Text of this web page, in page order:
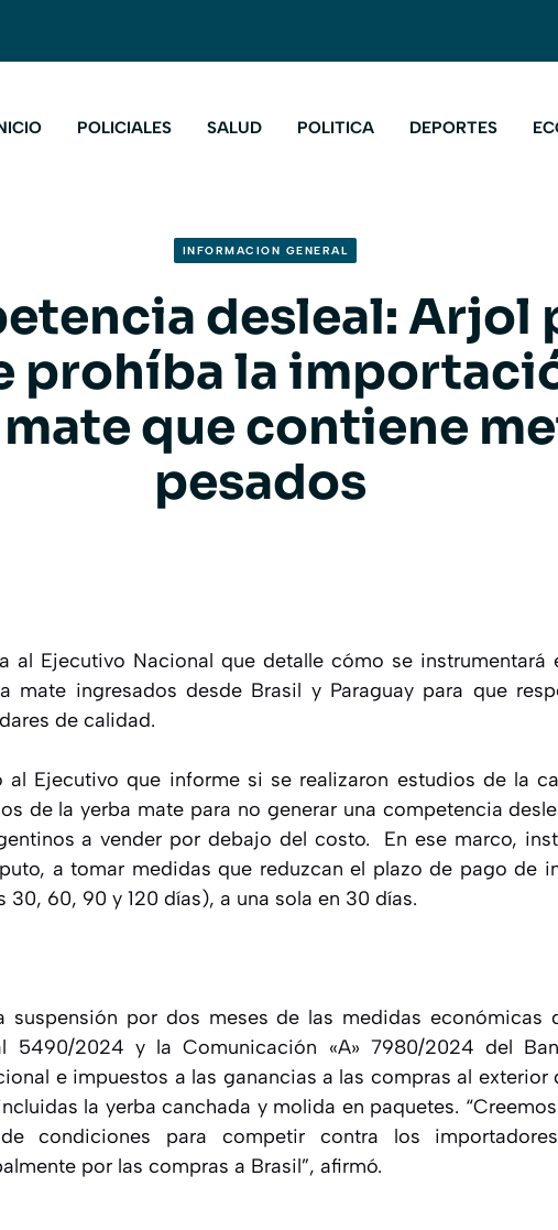
POLICIALES SALUD POLITICA DEPORTES
INFORMACION GENERAL
desleal: Arjol
prohíba la
que contiene
pesados
al Ejecutivo Nacional que detalle cómo se instrumentará
mate ingresados desde Brasil y Paraguay para que
de calidad.
al Ejecutivo que informe si se realizaron estudios de la
de la yerba mate para no generar una competencia
a vender por debajo del costo. En ese marco,
a tomar medidas que reduzcan el plazo de pago de
30, 60, 90 y 120 días), a una sola en 30 días.
suspensión por dos meses de las medidas económicas
5490/2024 y la Comunicación «A» 7980/2024 del
e impuestos a las ganancias a las compras al
la yerba canchada y molida en paquetes.
condiciones para competir contra los
por las compras a Brasil”, afirmó.